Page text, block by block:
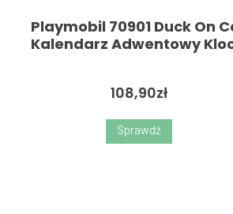
Playmobil 70901 Duck On
Kalendarz Adwentowy
108,90zł
Sprawdź